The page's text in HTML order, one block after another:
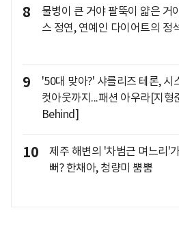
8
물병이 큰 거야 팔뚝이 얇은 거
스 정연, 연예인 다이어트의 정
9
'50대 맞아?' 샤를리즈 테론, 시
컷아웃까지...패션 아우라[지형
Behind]
10
제주 해변의 '차범근 며느리'
뻐? 한채아, 청량미 뿜뿜